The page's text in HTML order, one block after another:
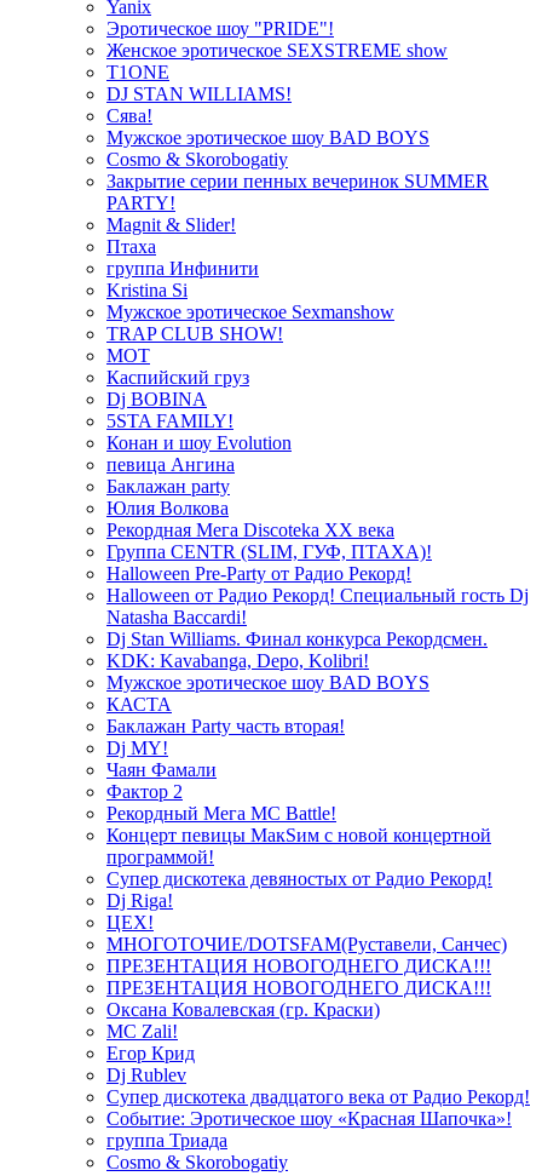
Yanix
Эротическое шоу "PRIDE"!
Женское эротическое SEXSTREME show
T1ONE
DJ STAN WILLIAMS!
Сява!
Мужское эротическое шоу BAD BOYS
Cosmo & Skorobogatiy
Закрытие серии пенных вечеринок SUMMER
PARTY!
Magnit & Slider!
Птаха
группа Инфинити
Kristina Si
Мужское эротическое Sexmanshow
TRAP CLUB SHOW!
МОТ
Каспийский груз
Dj BOBINA
5STA FAMILY!
Конан и шоу Evolution
певица Ангина
Баклажан party
Юлия Волкова
Рекордная Мега Discoteka XX века
Группа CENTR (SLIM, ГУФ, ПТАХА)!
Halloween Pre-Party от Радио Рекорд!
Halloween от Радио Рекорд! Специальный гость Dj
Natasha Baccardi!
Dj Stan Williams. Финал конкурса Рекордсмен.
KDK: Kavabanga, Depo, Kolibri!
Мужское эротическое шоу BAD BOYS
КАСТА
Баклажан Party часть вторая!
Dj MY!
Чаян Фамали
Фактор 2
Рекордный Мега МС Battle!
Концерт певицы МакSим с новой концертной
программой!
Супер дискотека девяностых от Радио Рекорд!
Dj Riga!
ЦЕХ!
МНОГОТОЧИЕ/DOTSFAM(Руставели, Санчес)
ПРЕЗЕНТАЦИЯ НОВОГОДНЕГО ДИСКА!!!
ПРЕЗЕНТАЦИЯ НОВОГОДНЕГО ДИСКА!!!
Оксана Ковалевская (гр. Краски)
MC Zali!
Егор Крид
Dj Rublev
Супер дискотека двадцатого века от Радио Рекорд!
Событие: Эротическое шоу «Красная Шапочка»!
группа Триада
Cosmo & Skorobogatiy